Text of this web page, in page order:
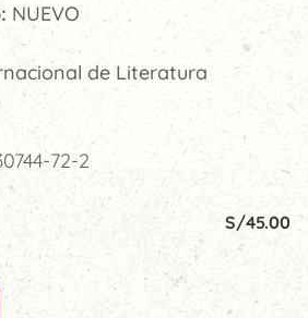
NUEVO
de Literatura
72-2
S/45.00